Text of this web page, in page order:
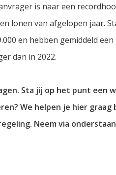
is naar een
lonen van afgelopen jaar.
en hebben gemiddeld
dan in 2022.
Sta jij op het punt een
We helpen je hier graag
Neem via